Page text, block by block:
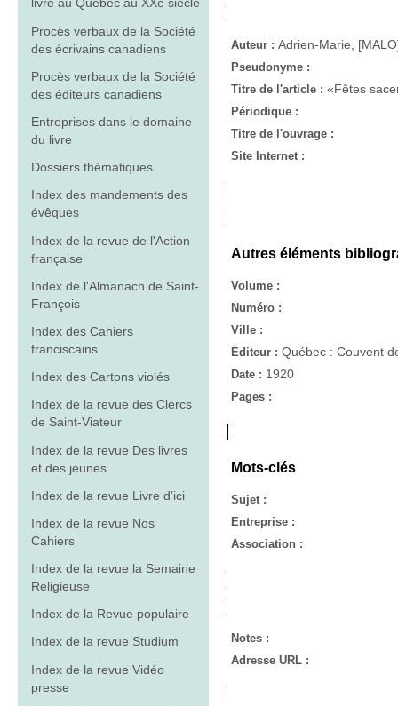
livre au Québec au XXe siècle
Procès verbaux de la Société
des écrivains canadiens
Procès verbaux de la Société
des éditeurs canadiens
Entreprises dans le domaine
du livre
Dossiers thématiques
Index des mandements des
évêques
Index de la revue de l'Action
française
Index de l'Almanach de Saint-
François
Index des Cahiers
franciscains
Index des Cartons violés
Index de la revue des Clercs
de Saint-Viateur
Index de la revue Des livres
et des jeunes
Index de la revue Livre d'ici
Index de la revue Nos
Cahiers
Index de la revue la Semaine
Religieuse
Index de la Revue populaire
Index de la revue Studium
Index de la revue Vidéo
presse
Auteur : Adrien-Marie,
Pseudonyme :
Titre de l'article : «Fêtes
Périodique :
Titre de l'ouvrage :
Site Internet :
Autres éléments
Volume :
Numéro :
Ville :
Éditeur : Québec : Couvent
Date : 1920
Pages :
Mots-clés
Sujet :
Entreprise :
Association :
Notes :
Adresse URL :